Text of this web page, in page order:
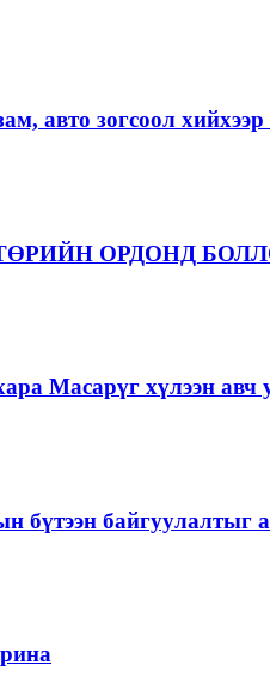
авто зогсоол хийхээр
ОРДОНД
Масарүг хүлээн авч
байгуулалтыг